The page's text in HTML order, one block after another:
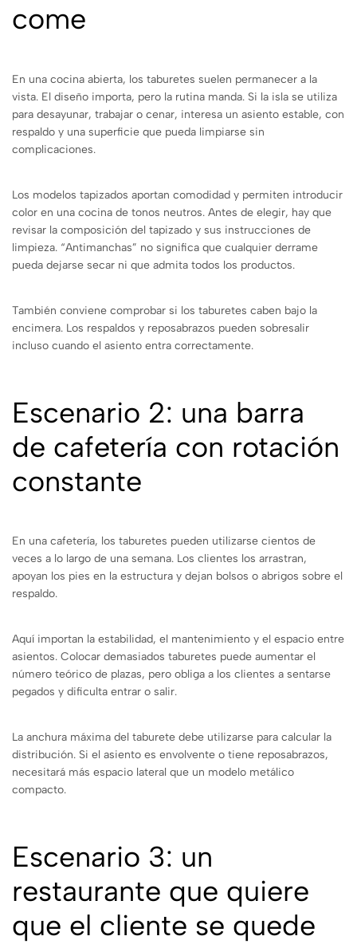
come
En una cocina abierta, los taburetes suelen permanecer a la
vista. El diseño importa, pero la rutina manda. Si la isla se utiliza
para desayunar, trabajar o cenar, interesa un asiento estable, con
respaldo y una superficie que pueda limpiarse sin
complicaciones.
Los modelos tapizados aportan comodidad y permiten introducir
color en una cocina de tonos neutros. Antes de elegir, hay que
revisar la composición del tapizado y sus instrucciones de
limpieza. “Antimanchas” no significa que cualquier derrame
pueda dejarse secar ni que admita todos los productos.
También conviene comprobar si los taburetes caben bajo la
encimera. Los respaldos y reposabrazos pueden sobresalir
incluso cuando el asiento entra correctamente.
Escenario 2: una barra
de cafetería con rotación
constante
En una cafetería, los taburetes pueden utilizarse cientos de
veces a lo largo de una semana. Los clientes los arrastran,
apoyan los pies en la estructura y dejan bolsos o abrigos sobre el
respaldo.
Aquí importan la estabilidad, el mantenimiento y el espacio entre
asientos. Colocar demasiados taburetes puede aumentar el
número teórico de plazas, pero obliga a los clientes a sentarse
pegados y dificulta entrar o salir.
La anchura máxima del taburete debe utilizarse para calcular la
distribución. Si el asiento es envolvente o tiene reposabrazos,
necesitará más espacio lateral que un modelo metálico
compacto.
Escenario 3: un
restaurante que quiere
que el cliente se quede